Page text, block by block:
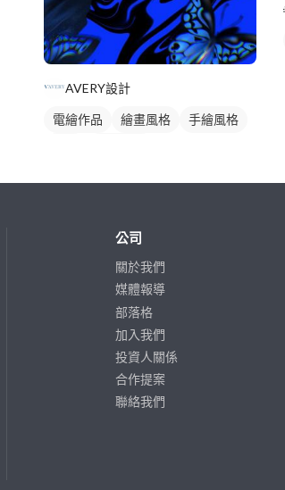
AVERY設計
電繪作品 繪畫風格
手繪風格
公司
關於我們
媒體報導
部落格
加入我們
投資人關係
合作提案
聯絡我們